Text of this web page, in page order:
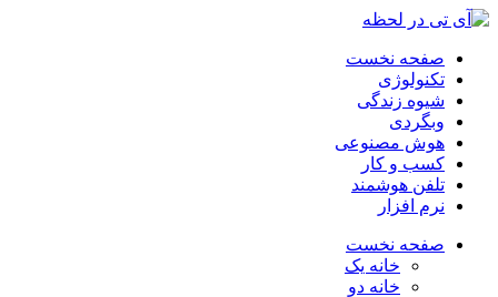
صفحه نخست
تکنولوژی
شیوه زندگی
وبگردی
هوش مصنوعی
کسب و کار
تلفن هوشمند
نرم افزار
صفحه نخست
خانه یک
خانه دو